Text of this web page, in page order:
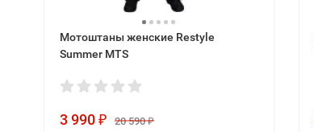
Мотоштаны женские Restyle
Summer MTS
3 990 ₽ 20 590 ₽